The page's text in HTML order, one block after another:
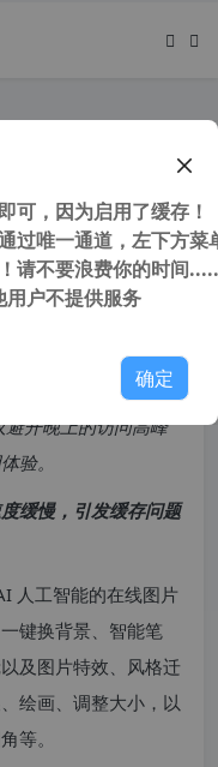
在线编辑器
开晚上的访问高峰
验。
缓慢，引发缓存问题
人工智能的在线图片
键换背景、智能笔
及图片特效、风格迁
绘画、调整大小，以
等。
可，因为启用了缓存！
过唯一通道，左下方菜
请不要浪费你的时间
用户不提供服务
确定